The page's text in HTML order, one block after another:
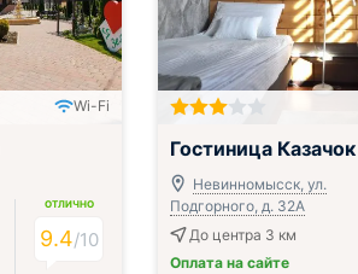
Wi-Fi
ОТЛИЧНО
9.4/10
Гостиница Казачок
Невинномысск, ул.
Подгорного, д. 32А
До центра 3 км
Оплата на сайте